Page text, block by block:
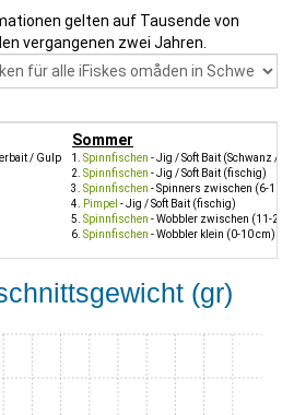
gelten auf Tausende von
vergangenen zwei Jahren.
/ Gulp
Sommer
Spinnfischen - Jig / Soft Bait (Schwanz /
Spinnfischen - Jig / Soft Bait (fischig)
Spinnfischen - Spinners zwischen (6-12
Pimpel - Jig / Soft Bait (fischig)
Spinnfischen - Wobbler zwischen (11-20
Spinnfischen - Wobbler klein (0-10 cm)
(gr)